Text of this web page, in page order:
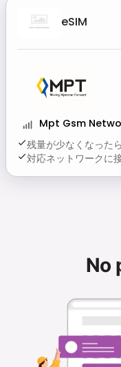
eSIM
Mpt Gsm
残量が少なくなった
対応ネットワークに
No